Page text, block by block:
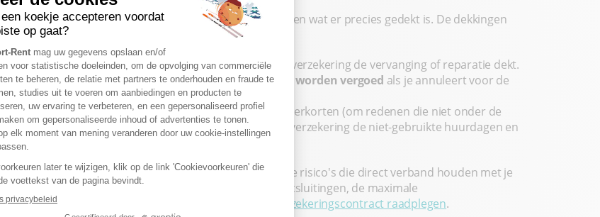
Voordat je de verzekering afsluit, wil je waarschijnlijk weten wat er precies gedekt is. De dekkingen
zijn onderverdeeld in 3 categorieën:
Diefstal en schade aan de uitrusting, waarbij de verzekering de vervanging of reparatie dekt.
Annulering van het verblijf:de annuleringskosten worden vergoed als je annuleert voor de
eerste dag van de huurperiode.
Verkorting van het verblijf: als je je verblijf moet verkorten (om redenen die niet onder de
uitsluitingen van het contract vallen), vergoedt de verzekering de niet-gebruikte huurdagen en
niet-genoten diensten (pro rata).
Met deze dekking ben je verzekerd tegen de belangrijkste risico's die direct verband houden met je
skireservering. Voor alle details over wat gedekt is, de uitsluitingen, de maximale
vergoedingsbedragen en de eigen risico's kun je het
verzekeringscontract raadplegen.